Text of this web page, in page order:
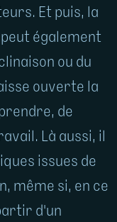
Et puis, la
également
ou du
ouverte la
de
Là aussi, il
issues de
même si, en ce
d'un